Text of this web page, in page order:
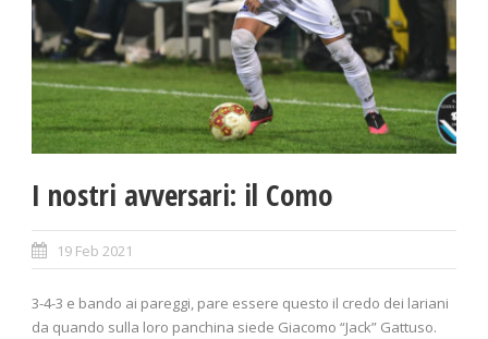
I nostri avversari: il Como
19 Feb 2021
3-4-3 e bando ai pareggi, pare essere questo il credo dei lariani
da quando sulla loro panchina siede Giacomo “Jack” Gattuso.